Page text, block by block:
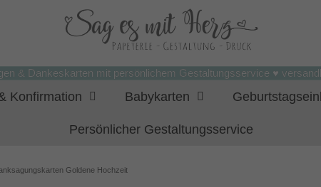
& Dankeskarten mit persönlichem Gestaltungsservice ♥
Konfirmation Babykarten
Persönlicher Gestaltungsservice
Goldene Hochzeit